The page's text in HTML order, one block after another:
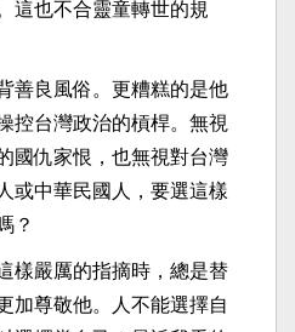
這也不合靈童轉世的規
善良風俗。更糟糕的是他
控台灣政治的槓桿。無視
國仇家恨，也無視對台灣
或中華民國人，要選這樣
？
樣嚴厲的指摘時，總是替
加尊敬他。人不能選擇自